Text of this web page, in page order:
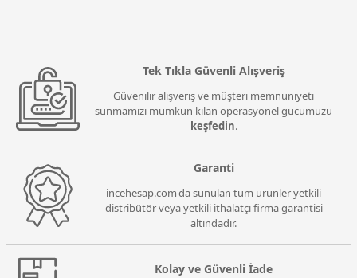
Tek Tıkla Güvenli Alışveriş
Güvenilir alışveriş ve müşteri memnuniyeti
sunmamızı mümkün kılan operasyonel gücümüzü
keşfedin.
Garanti
incehesap.com'da sunulan tüm ürünler yetkili
distribütör veya yetkili ithalatçı firma garantisi
altındadır.
Kolay ve Güvenli İade